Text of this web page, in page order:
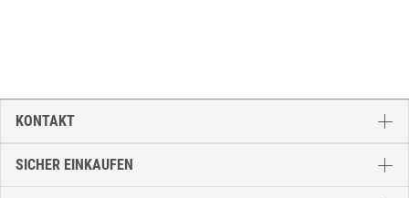
SICHER EINKAUFEN
KONTAKT